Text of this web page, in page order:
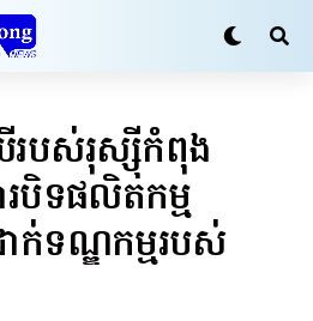
របស់​រុស្ស៊ី​កំពុង​
បិទ​ផលិតកម្ម​
ក់​ទណ្ឌកម្ម​របស់​